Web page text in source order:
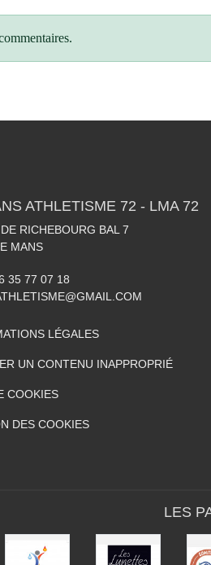
ATHLETISME 72 - LMA 72
RICHEBOURG BAL 7
MANS
35 77 07 18
LÉGALES
UN CONTENU INAPPROPRIÉ
COOKIES
DES COOKIES
LES